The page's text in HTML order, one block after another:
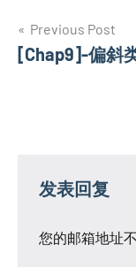
文
章
Previous Post
[Chap9]-偏斜
发表回复
您的邮箱地址